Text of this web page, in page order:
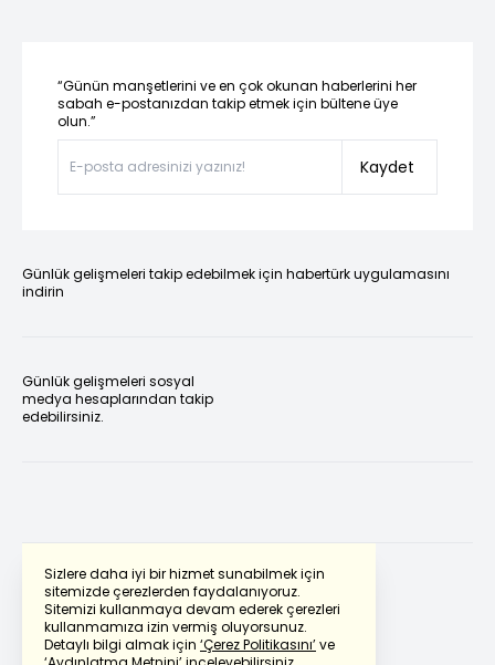
Sizlere daha iyi bir hizmet sunabilmek için
sitemizde çerezlerden faydalanıyoruz.
Sitemizi kullanmaya devam ederek çerezleri
kullanmamıza izin vermiş oluyorsunuz.
Detaylı bilgi almak için ‘Çerez Politikasını’ve
“Günün manşetlerini ve en çok okunan haberlerini her
sabah e-postanızdan takip etmek için bültene üye
olun.”
Kaydet
Günlük gelişmeleri takip edebilmek için habertürk uygulamasını
indirin
Günlük gelişmeleri sosyal
medya hesaplarından takip
edebilirsiniz.
Powered by Translate